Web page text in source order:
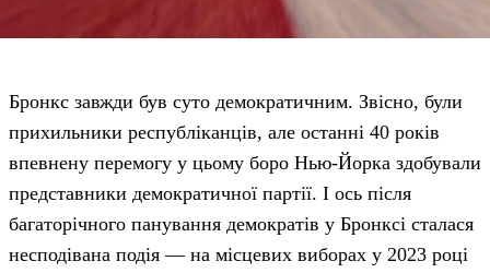
Бронкс завжди був суто демократичним. Звісно, були
прихильники республіканців, але останні 40 років
впевнену перемогу у цьому боро Нью-Йорка здобували
представники демократичної партії. І ось після
багаторічного панування демократів у Бронксі сталася
несподівана подія — на місцевих виборах у 2023 році